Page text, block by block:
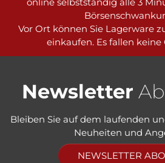
Vor Ort können Sie Lagerware
einkaufen. Es fallen keine
Newsletter
Bleiben Sie auf dem laufenden
Neuheiten und
NEWSLETTER